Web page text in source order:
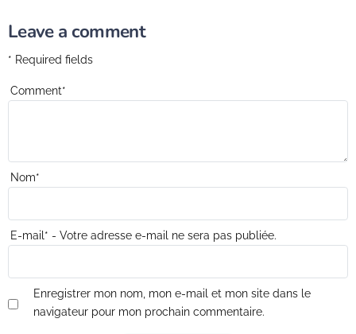
Leave a comment
* Required fields
Comment*
Nom*
E-mail * - Votre adresse e-mail ne sera pas publiée.
Enregistrer mon nom, mon e-mail et mon site dans le
navigateur pour mon prochain commentaire.